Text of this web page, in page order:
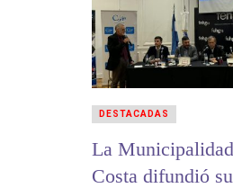
La
Costa difundió
DESTACADAS